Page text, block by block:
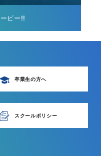
ビー!!
卒業生の方へ
スクールポリシー